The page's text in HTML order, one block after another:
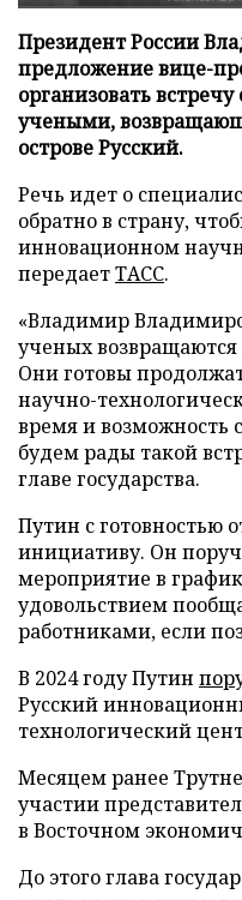
Президент России
предложение вице-
организовать
учеными,
острове Русский.
Речь идет о
обратно в страну,
инновационном
передаетТАСС.
«Владимир
ученых
Они готовы
научно-
время и возможность
будем рады такой
главе государства.
Путин с готовностью
инициативу. Он
мероприятие в
удовольствием
работниками, если
В 2024 году Путин
Русский
технологический
Месяцем ранее
участии
в Восточном
До этого глава